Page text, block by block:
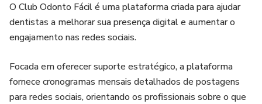
O Club Odonto Fácil é uma plataforma criada para ajudar
dentistas a melhorar sua presença digital e aumentar o
engajamento nas redes sociais.
Focada em oferecer suporte estratégico, a plataforma
fornece cronogramas mensais detalhados de postagens
para redes sociais, orientando os profissionais sobre o que